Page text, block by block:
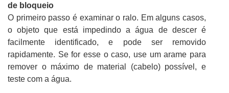
de bloqueio
O primeiro passo é examinar o ralo. Em alguns casos,
o objeto que está impedindo a água de descer é
facilmente identificado, e pode ser removido
rapidamente. Se for esse o caso, use um arame para
remover o máximo de material (cabelo) possível, e
teste com a água.